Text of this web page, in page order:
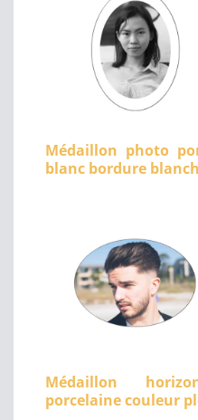
Médaillon photo
blanc bordure
Médaillon
porcelaine couleur